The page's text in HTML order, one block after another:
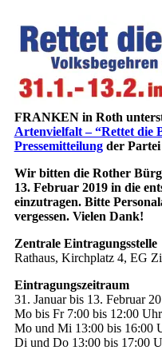
FRANKEN in Roth
Artenvielfalt – “Rettet die
Pressemitteilungder
Wir bitten die Rother
13. Februar 2019 in die
einzutragen. Bitte
vergessen. Vielen Dank!
Zentrale Eintragungsstelle
Rathaus, Kirchplatz 4, EG
Eintragungszeitraum
31. Januar bis 13. Februar
Mo bis Fr 7:00 bis 12:00 Uhr
Mo und Mi 13:00 bis 16:00
Di und Do 13:00 bis 17:00